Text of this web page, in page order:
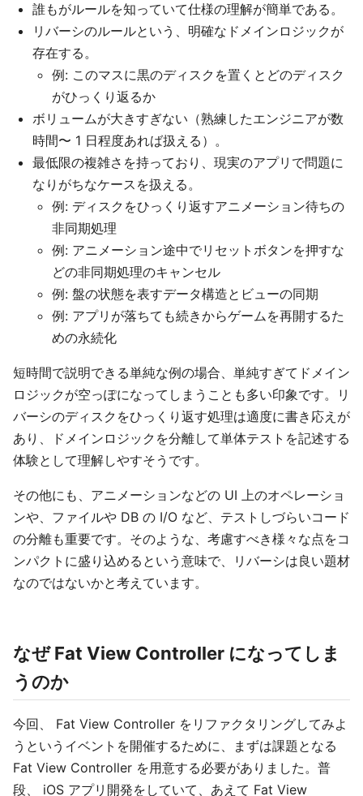
誰もがルールを知っていて仕様の理解が簡単である。
リバーシのルールという、明確なドメインロジックが
存在する。
例: このマスに黒のディスクを置くとどのディスク
がひっくり返るか
ボリュームが大きすぎない（熟練したエンジニアが数
時間〜 1 日程度あれば扱える）。
最低限の複雑さを持っており、現実のアプリで問題に
なりがちなケースを扱える。
例: ディスクをひっくり返すアニメーション待ちの
非同期処理
例: アニメーション途中でリセットボタンを押すな
どの非同期処理のキャンセル
例: 盤の状態を表すデータ構造とビューの同期
例: アプリが落ちても続きからゲームを再開するた
めの永続化
短時間で説明できる単純な例の場合、単純すぎてドメイン
ロジックが空っぽになってしまうことも多い印象です。リ
バーシのディスクをひっくり返す処理は適度に書き応えが
あり、ドメインロジックを分離して単体テストを記述する
体験として理解しやすそうです。
その他にも、アニメーションなどの UI 上のオペレーショ
ンや、ファイルや DB の I/O など、テストしづらいコード
の分離も重要です。そのような、考慮すべき様々な点をコ
ンパクトに盛り込めるという意味で、リバーシは良い題材
なのではないかと考えています。
なぜ Fat View Controller になってしま
うのか
今回、 Fat View Controller をリファクタリングしてみよ
うというイベントを開催するために、まずは課題となる
Fat View Controller を用意する必要がありました。普
段、 iOS アプリ開発をしていて、あえて Fat View